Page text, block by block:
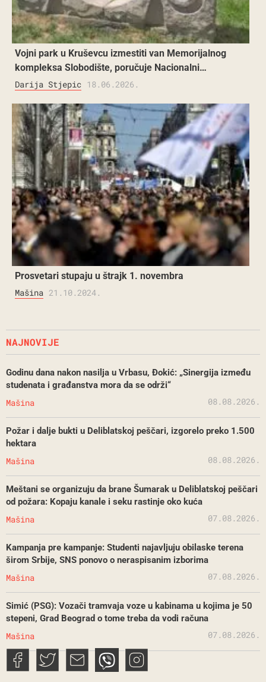
Vojni park u Kruševcu izmestiti van Memorijalnog
kompleksa Slobodište, poručuje Nacionalni…
Darija Stjepic 18.06.2026.
Prosvetari stupaju u štrajk 1. novembra
Mašina 21.10.2024.
NAJNOVIJE
Godinu dana nakon nasilja u Vrbasu, Đokić: „Sinergija između
studenata i građanstva mora da se održi“
Mašina 08.08.2026.
Požar i dalje bukti u Deliblatskoj peščari, izgorelo preko 1.500
hektara
Mašina 08.08.2026.
Meštani se organizuju da brane Šumarak u Deliblatskoj peščari
od požara: Kopaju kanale i seku rastinje oko kuća
Mašina 07.08.2026.
Kampanja pre kampanje: Studenti najavljuju obilaske terena
širom Srbije, SNS ponovo o neraspisanim izborima
Mašina 07.08.2026.
Simić (PSG): Vozači tramvaja voze u kabinama u kojima je 50
stepeni, Grad Beograd o tome treba da vodi računa
Mašina 07.08.2026.